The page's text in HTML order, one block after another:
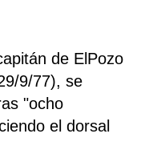
de ElPozo
9/77), se
"ocho
el dorsal